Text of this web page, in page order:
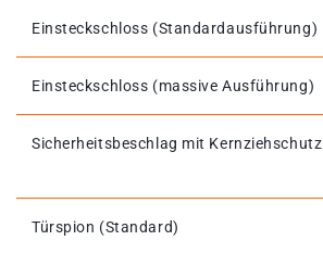
Einsteckschloss (Standardausführung)
Einsteckschloss (massive Ausführung)
Sicherheitsbeschlag mit Kernziehschutz
Türspion (Standard)